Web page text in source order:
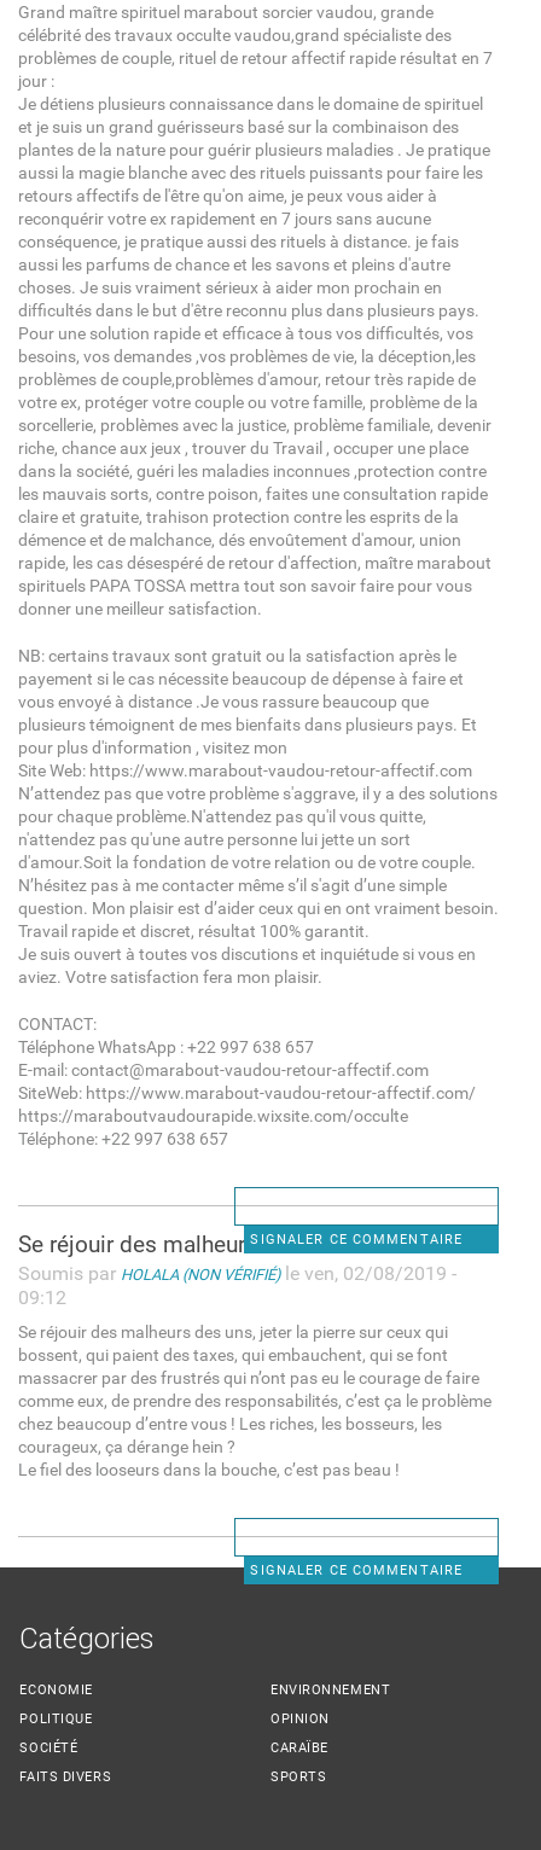
Grand maître spirituel marabout sorcier vaudou, grande
célébrité des travaux occulte vaudou,grand spécialiste des
problèmes de couple, rituel de retour affectif rapide résultat en 7
jour :
Je détiens plusieurs connaissance dans le domaine de spirituel
et je suis un grand guérisseurs basé sur la combinaison des
plantes de la nature pour guérir plusieurs maladies . Je pratique
aussi la magie blanche avec des rituels puissants pour faire les
retours affectifs de l'être qu'on aime, je peux vous aider à
reconquérir votre ex rapidement en 7 jours sans aucune
conséquence, je pratique aussi des rituels à distance. je fais
aussi les parfums de chance et les savons et pleins d'autre
choses. Je suis vraiment sérieux à aider mon prochain en
difficultés dans le but d'être reconnu plus dans plusieurs pays.
Pour une solution rapide et efficace à tous vos difficultés, vos
besoins, vos demandes ,vos problèmes de vie, la déception,les
problèmes de couple,problèmes d'amour, retour très rapide de
votre ex, protéger votre couple ou votre famille, problème de la
sorcellerie, problèmes avec la justice, problème familiale, devenir
riche, chance aux jeux , trouver du Travail , occuper une place
dans la société, guéri les maladies inconnues ,protection contre
les mauvais sorts, contre poison, faites une consultation rapide
claire et gratuite, trahison protection contre les esprits de la
démence et de malchance, dés envoûtement d'amour, union
rapide, les cas désespéré de retour d'affection, maître marabout
spirituels PAPA TOSSA mettra tout son savoir faire pour vous
donner une meilleur satisfaction.
NB: certains travaux sont gratuit ou la satisfaction après le
payement si le cas nécessite beaucoup de dépense à faire et
vous envoyé à distance .Je vous rassure beaucoup que
plusieurs témoignent de mes bienfaits dans plusieurs pays. Et
pour plus d'information , visitez mon
Site Web: https://www.marabout-vaudou-retour-affectif.com
N’attendez pas que votre problème s'aggrave, il y a des solutions
pour chaque problème.N'attendez pas qu'il vous quitte,
n'attendez pas qu'une autre personne lui jette un sort
d'amour.Soit la fondation de votre relation ou de votre couple.
N’hésitez pas à me contacter même s’il s'agit d’une simple
question. Mon plaisir est d’aider ceux qui en ont vraiment besoin.
Travail rapide et discret, résultat 100% garantit.
Je suis ouvert à toutes vos discutions et inquiétude si vous en
aviez. Votre satisfaction fera mon plaisir.
CONTACT:
Téléphone WhatsApp : +22 997 638 657
E-mail: contact@marabout-vaudou-retour-affectif.com
SiteWeb: https://www.marabout-vaudou-retour-affectif.com/
https://maraboutvaudourapide.wixsite.com/occulte
Téléphone: +22 997 638 657
SIGNALER CE COMMENTAIRE
Se réjouir des malheurs des
Soumis par HOLALA (NON VÉRIFIÉ)le ven, 02/08/2019 -
09:12
Se réjouir des malheurs des uns, jeter la pierre sur ceux qui
bossent, qui paient des taxes, qui embauchent, qui se font
massacrer par des frustrés qui n’ont pas eu le courage de faire
comme eux, de prendre des responsabilités, c’est ça le problème
chez beaucoup d’entre vous ! Les riches, les bosseurs, les
courageux, ça dérange hein ?
Le fiel des looseurs dans la bouche, c’est pas beau !
SIGNALER CE COMMENTAIRE
Catégories
ECONOMIE
POLITIQUE
SOCIÉTÉ
FAITS DIVERS
ENVIRONNEMENT
OPINION
CARAÏBE
SPORTS